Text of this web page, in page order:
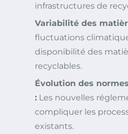
infrastructures de
Variabilité des
fluctuations
disponibilité des
recyclables.
Évolution des
: Les nouvelles
compliquer les
existants.